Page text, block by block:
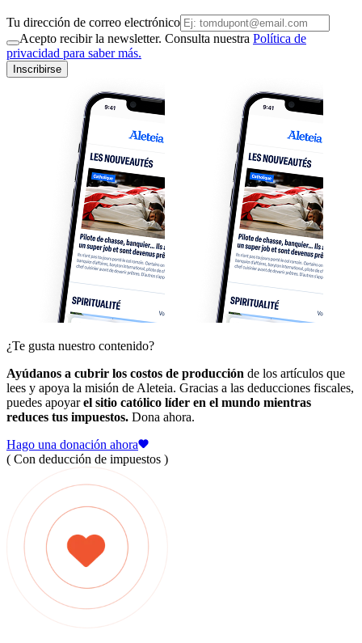
Tu dirección de correo electrónico
Acepto recibir la newsletter. Consulta nuestra Política de
privacidad para saber más.
Inscribirse
¿Te gusta nuestro contenido?
Ayúdanos a cubrir los costos de producción de los artículos que
lees y apoya la misión de Aleteia. Gracias a las deducciones fiscales,
puedes apoyarel sitio católico líder en el mundo mientras
reduces tus impuestos. Dona ahora.
Hago una donación ahora
( Con deducción de impuestos )